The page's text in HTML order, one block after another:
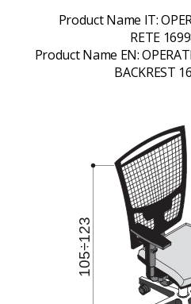
Product Name IT:
RETE
Product Name EN:
BACKREST